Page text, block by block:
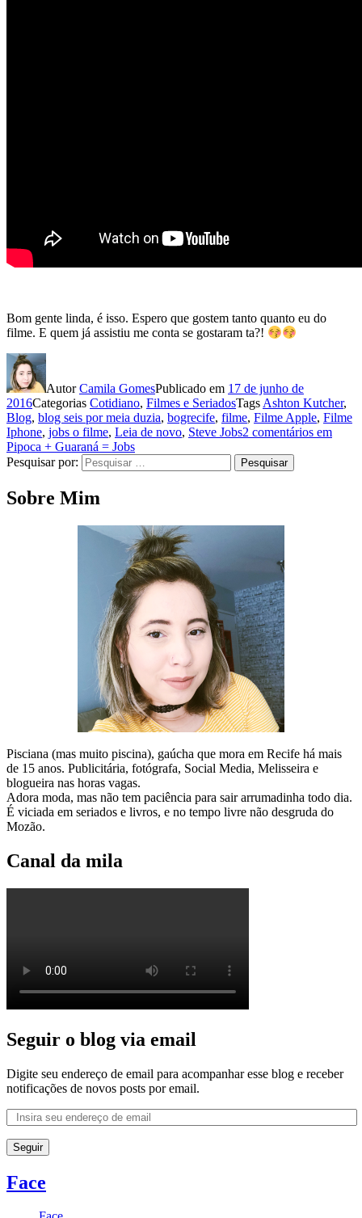
Bom gente linda, é isso. Espero que gostem tanto quanto eu do
filme. E quem já assistiu me conta se gostaram ta?!
AutorCamila GomesPublicado em 17 de junho de
2016Categorias Cotidiano, Filmes e SeriadosTags Ashton Kutcher,
Blog, blog seis por meia duzia, bogrecife, filme, Filme Apple, Filme
Iphone, jobs o filme, Leia de novo, Steve Jobs2 comentários em
Pipoca + Guaraná = Jobs
Pesquisar por:
Pesquisar
Sobre Mim
Pisciana (mas muito piscina), gaúcha que mora em Recife há mais
de 15 anos. Publicitária, fotógrafa, Social Media, Melisseira e
blogueira nas horas vagas.
Adora moda, mas não tem paciência para sair arrumadinha todo dia.
É viciada em seriados e livros, e no tempo livre não desgruda do
Mozão.
Canal da mila
Seguir o blog via email
Digite seu endereço de email para acompanhar esse blog e receber
notificações de novos posts por email.
Seguir
Face